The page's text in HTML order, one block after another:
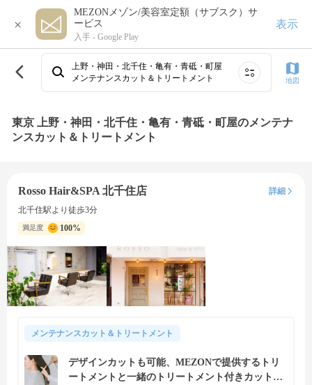
×
MEZONメゾン/美容室定額（サブスク）サ
ービス
入手 - Google Play
表示
上野・神田・北千住・亀有・青砥・町屋
メンテナンスカット＆トリートメント
地図
東京 上野・神田・北千住・亀有・青砥・町屋のメンテナ
ンスカット＆トリートメント
Rosso Hair&SPA 北千住店
詳細
北千住駅より徒歩3分
満足度 100%
メンテナンスカット＆トリートメント
デザインカットも可能、MEZONで提供するトリ
ートメントと一緒のトリートメント付きカットメ